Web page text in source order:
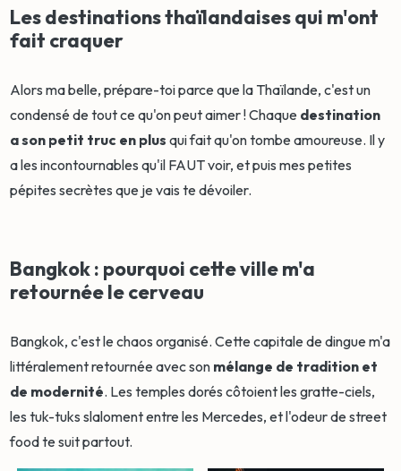
Les destinations thaïlandaises qui m'ont
fait craquer
Alors ma belle, prépare-toi parce que la Thaïlande, c'est un
condensé de tout ce qu'on peut aimer ! Chaque destination
a son petit truc en plus qui fait qu'on tombe amoureuse. Il y
a les incontournables qu'il FAUT voir, et puis mes petites
pépites secrètes que je vais te dévoiler.
Bangkok : pourquoi cette ville m'a
retournée le cerveau
Bangkok, c'est le chaos organisé. Cette capitale de dingue m'a
littéralement retournée avec son mélange de tradition et
de modernité. Les temples dorés côtoient les gratte-ciels,
les tuk-tuks slaloment entre les Mercedes, et l'odeur de street
food te suit partout.